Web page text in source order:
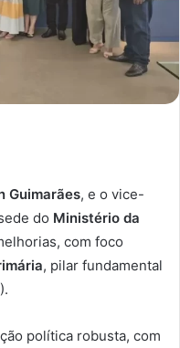
Guimarães, e o vice-
do Ministério da
com foco
, pilar fundamental
política robusta, com